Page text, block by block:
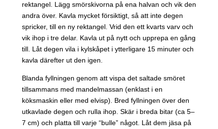
rektangel. Lägg smörskivorna på ena halvan och vik den
andra över. Kavla mycket försiktigt, så att inte degen
spricker, till en ny rektangel. Vrid den ett kvarts varv och
vik ihop i tre delar. Kavla ut på nytt och upprepa en gång
till. Låt degen vila i kylskåpet i ytterligare 15 minuter och
kavla därefter ut den igen.
Blanda fyllningen genom att vispa det saltade smöret
tillsammans med mandelmassan (enklast i en
köksmaskin eller med elvisp). Bred fyllningen över den
utkavlade degen och rulla ihop. Skär i breda bitar (ca 5–
7 cm) och platta till varje “bulle” något. Låt dem jäsa på